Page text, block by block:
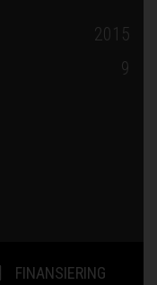
2015
9
FINANSIERING